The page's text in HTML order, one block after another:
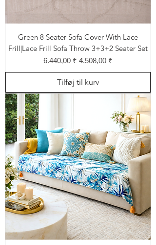
Green 8 Seater Sofa Cover With Lace
Frill|Lace Frill Sofa Throw 3+3+2 Seater Set
Regulær pris
6.440,00 ₹ Salgspris
4.508,00 ₹
Tilføj til kurv